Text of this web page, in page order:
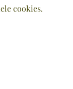
cookies.